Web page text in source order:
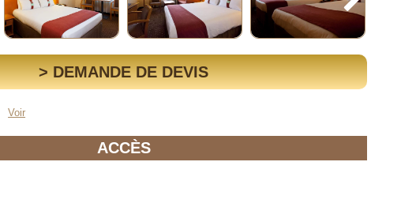
> DEMANDE DE DEVIS
Voir
ACCÈS